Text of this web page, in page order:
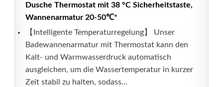
Dusche Thermostat mit 38 °C Sicherheitstaste,
Wannenarmatur 20-50℃*
【Intelligente Temperaturregelung】 Unser
Badewannenarmatur mit Thermostat kann den
Kalt- und Warmwasserdruck automatisch
ausgleichen, um die Wassertemperatur in kurzer
Zeit stabil zu halten, sodass...